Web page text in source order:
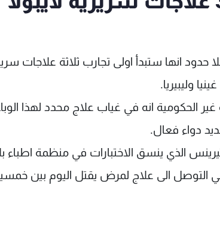
حدود انها ستبدأ اولى تجارب ثلاثة علاجات
وليبيريا.
الحكومية انه في غياب علاج محدد لهذا
دواء فعال.
الذي ينسق الاختبارات في منظمة اطباء
التوصل الى علاج لمرض يقتل اليوم بين